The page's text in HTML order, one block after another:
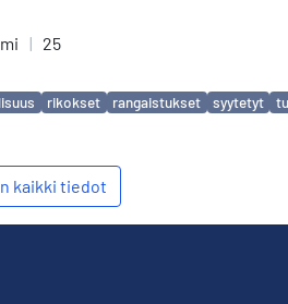
| 25
rikokset rangaistukset syytetyt
kaikki tiedot